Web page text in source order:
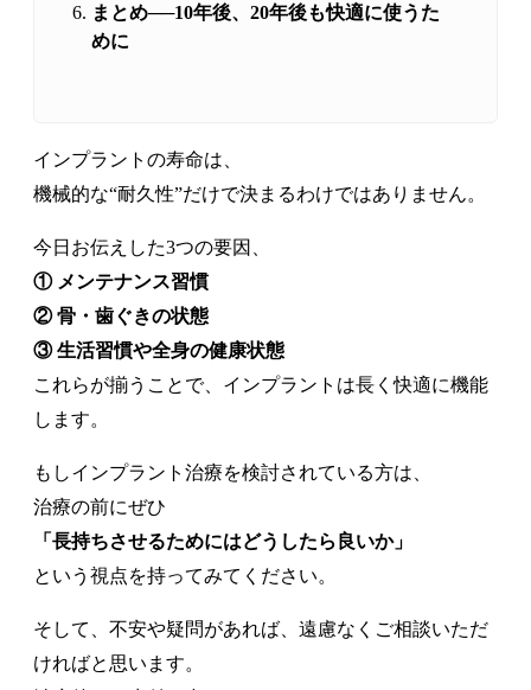
まとめ──10年後、20年後も快適に使うた
めに
インプラントの寿命は、
機械的な“耐久性”だけで決まるわけではありません。
今日お伝えした3つの要因、
① メンテナンス習慣
② 骨・歯ぐきの状態
③ 生活習慣や全身の健康状態
これらが揃うことで、インプラントは長く快適に機能
します。
もしインプラント治療を検討されている方は、
治療の前にぜひ
「長持ちさせるためにはどうしたら良いか」
という視点を持ってみてください。
そして、不安や疑問があれば、遠慮なくご相談いただ
ければと思います。